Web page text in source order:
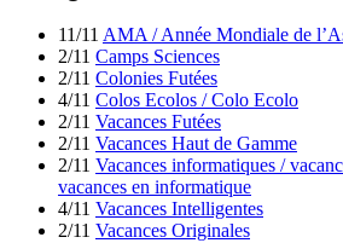
11/11 AMA / Année Mondiale de
2/11 Camps Sciences
2/11 Colonies Futées
4/11 Colos Ecolos / Colo Ecolo
2/11 Vacances Futées
2/11 Vacances Haut de Gamme
2/11 Vacances informatiques /
vacances en informatique
4/11 Vacances Intelligentes
2/11 Vacances Originales